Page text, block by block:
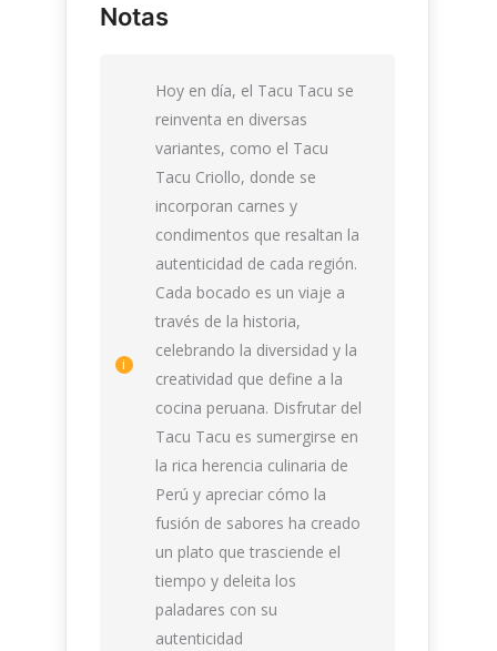
Notas
Hoy en día, el Tacu Tacu se
reinventa en diversas
variantes, como el Tacu
Tacu Criollo, donde se
incorporan carnes y
condimentos que resaltan la
autenticidad de cada región.
Cada bocado es un viaje a
través de la historia,
celebrando la diversidad y la
creatividad que define a la
cocina peruana. Disfrutar del
Tacu Tacu es sumergirse en
la rica herencia culinaria de
Perú y apreciar cómo la
fusión de sabores ha creado
un plato que trasciende el
tiempo y deleita los
paladares con su
autenticidad